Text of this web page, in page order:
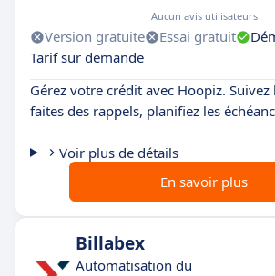
Aucun avis utilisateurs
Version gratuite Essai gratuit
Tarif sur demande
Gérez votre crédit avec Hoopiz. Suivez
faites des rappels, planifiez les
Voir plus de détails
En savoir plus
Billabex
Automatisation du